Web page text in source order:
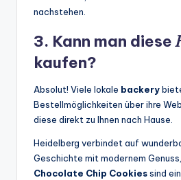
nachstehen.
3. Kann man diese
kaufen?
Absolut! Viele lokale backery
Bestellmöglichkeiten über ihre
diese direkt zu Ihnen nach Hause.
Heidelberg verbindet auf
Geschichte mit modernem
Chocolate Chip Cookiessind